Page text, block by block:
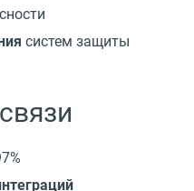
систем защиты